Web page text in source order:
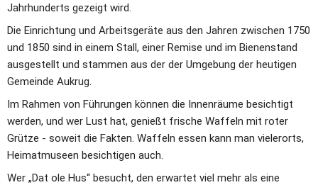
Jahrhunderts gezeigt wird.
Die Einrichtung und Arbeitsgeräte aus den Jahren zwischen 1750
und 1850 sind in einem Stall, einer Remise und im Bienenstand
ausgestellt und stammen aus der der Umgebung der heutigen
Gemeinde Aukrug.
Im Rahmen von Führungen können die Innenräume besichtigt
werden, und wer Lust hat, genießt frische Waffeln mit roter
Grütze - soweit die Fakten. Waffeln essen kann man vielerorts,
Heimatmuseen besichtigen auch.
Wer „Dat ole Hus“ besucht, den erwartet viel mehr als eine